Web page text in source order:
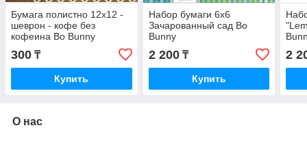
Бумага полистно 12х12 -
шеврон - кофе без
кофеина Bo Bunny
300 ₸
Купить
Набор бумаги 6х6
Зачарованный сад Bo
Bunny
2 200₸
Купить
2
О нас